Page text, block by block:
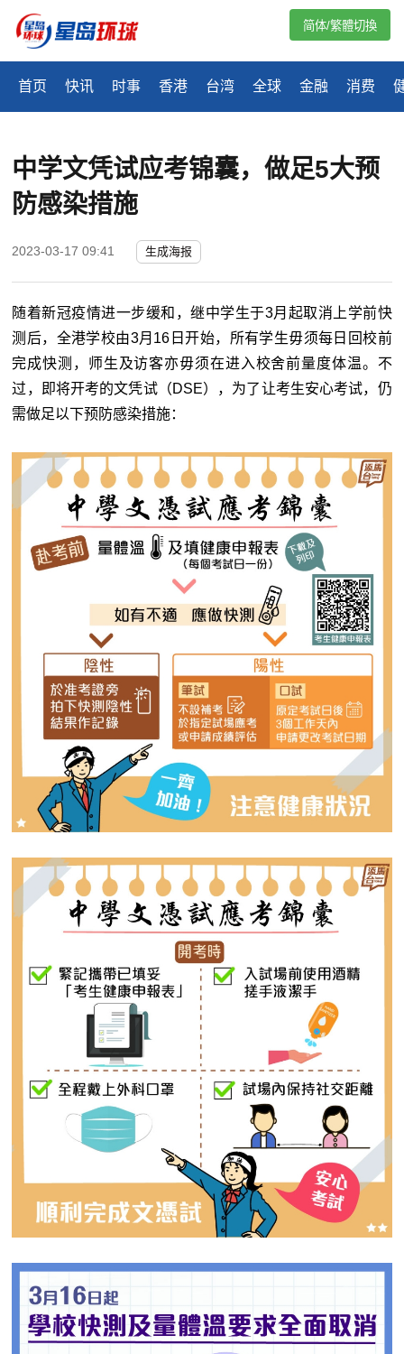
首页 快讯 时事 香港 台湾 全球 金融 消费
简体/繁體切換
中学文凭试应考锦囊，做足5大预
防感染措施
2023-03-17 09:41 生成海报
随着新冠疫情进一步缓和，继中学生于3月起取消上学前快
测后，全港学校由3月16日开始，所有学生毋须每日回校前
完成快测，师生及访客亦毋须在进入校舍前量度体温。不
过，即将开考的文凭试（DSE），为了让考生安心考试，仍
需做足以下预防感染措施：